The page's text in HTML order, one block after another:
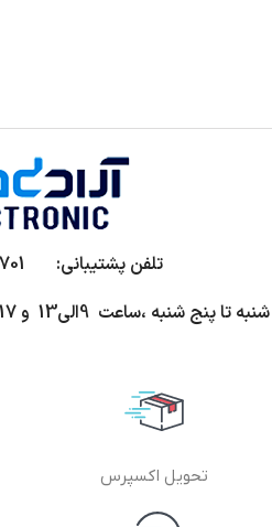
تلفن پشتیبانی: 09132365701
شنبه تا پنج شنبه ،ساعت 9الی13 و 17 الی 20 پاسخگوی شما هستیم
تحویل اکسپرس